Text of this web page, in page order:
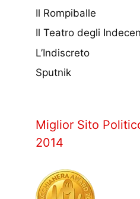
Il Rompiballe
Il Teatro degli
L’Indiscreto
Sputnik
Miglior Sito
2014